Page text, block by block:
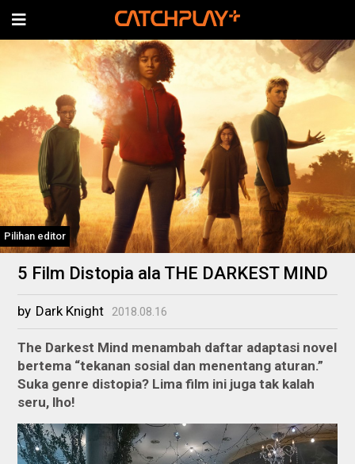
Pilihan editor
5 Film Distopia ala THE DARKEST MIND
by Dark Knight 2018.08.16
The Darkest Mind menambah daftar adaptasi novel
bertema “tekanan sosial dan menentang aturan.”
Suka genre distopia? Lima film ini juga tak kalah
seru, lho!